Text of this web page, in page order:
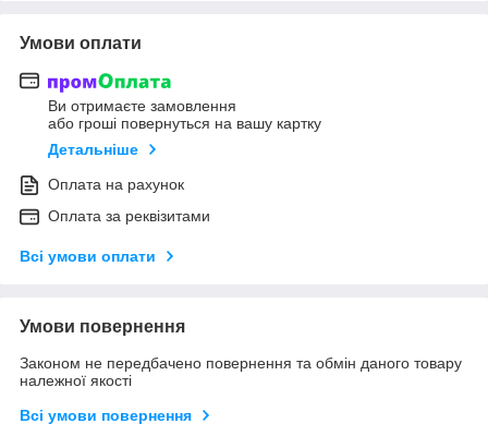
Умови оплати
Ви отримаєте замовлення
або гроші повернуться на вашу картку
Детальніше
Оплата на рахунок
Оплата за реквізитами
Всі умови оплати
Умови повернення
Законом не передбачено повернення та обмін даного товару
належної якості
Всі умови повернення